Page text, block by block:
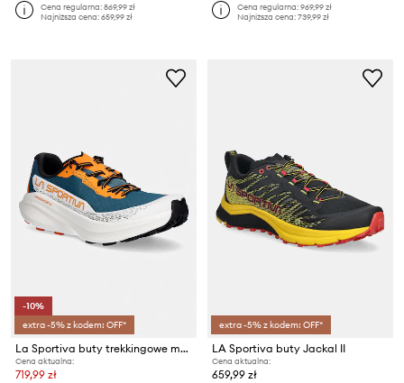
Cena regularna:869,99 zł
Najniższa cena:659,99 zł
Cena regularna:969,99 zł
Najniższa cena:739,99 zł
-10%
extra -5% z kodem: OFF*
La Sportiva buty trekkingowe męskie Prodigio 2
Cena aktualna:
719,99 zł
extra -5% z kodem: OFF*
LA Sportiva buty Jackal II
Cena aktualna:
659,99 zł